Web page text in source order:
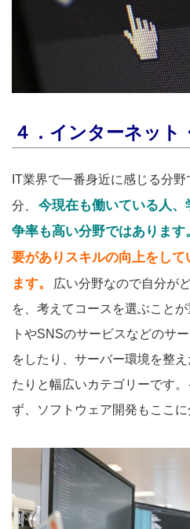
４．インターネット
IT業界で一番身近に感じる分
分、
今現在も働いている人
争率も高い分野ではあります
要がありスキルの向上をし
ます。
広い分野なので自分が
を、考えてコースを選ぶこと
トやSNSのサービスなどのサ
をしたり、サーバー環境を整
たりと幅広いカテゴリーです
ず、ソフトウェア開発もここに